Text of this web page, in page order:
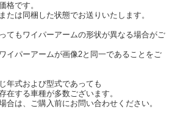
格です。
たは同梱した状態でお送りいたします。
てもワイパーアームの形状が異なる場合がご
イパーアームが画像2と同一であることをご
年式および型式であっても
在する車種が多数ございます。
合は、ご購入前にお問い合わせください。